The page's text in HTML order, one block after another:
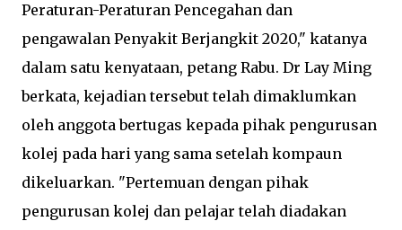
Peraturan-Peraturan Pencegahan dan
pengawalan Penyakit Berjangkit 2020," katanya
dalam satu kenyataan, petang Rabu. Dr Lay Ming
berkata, kejadian tersebut telah dimaklumkan
oleh anggota bertugas kepada pihak pengurusan
kolej pada hari yang sama setelah kompaun
dikeluarkan. "Pertemuan dengan pihak
pengurusan kolej dan pelajar telah diadakan